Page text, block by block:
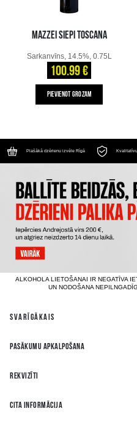
MAZZEI SIEPI TOSCANA
Sarkanvīns, 14.5%, 0.75L
100.99 €
PIEVIENOT GROZAM
Plašākā dzērienu izvēle Rīgā
ALKOHOLA LIETOŠANAI IR NEGATĪVA
UN NODOŠANA
SVARĪGĀKAIS
PASĀKUMU APKALPOŠANA
REKVIZĪTI
CITA INFORMĀCIJA